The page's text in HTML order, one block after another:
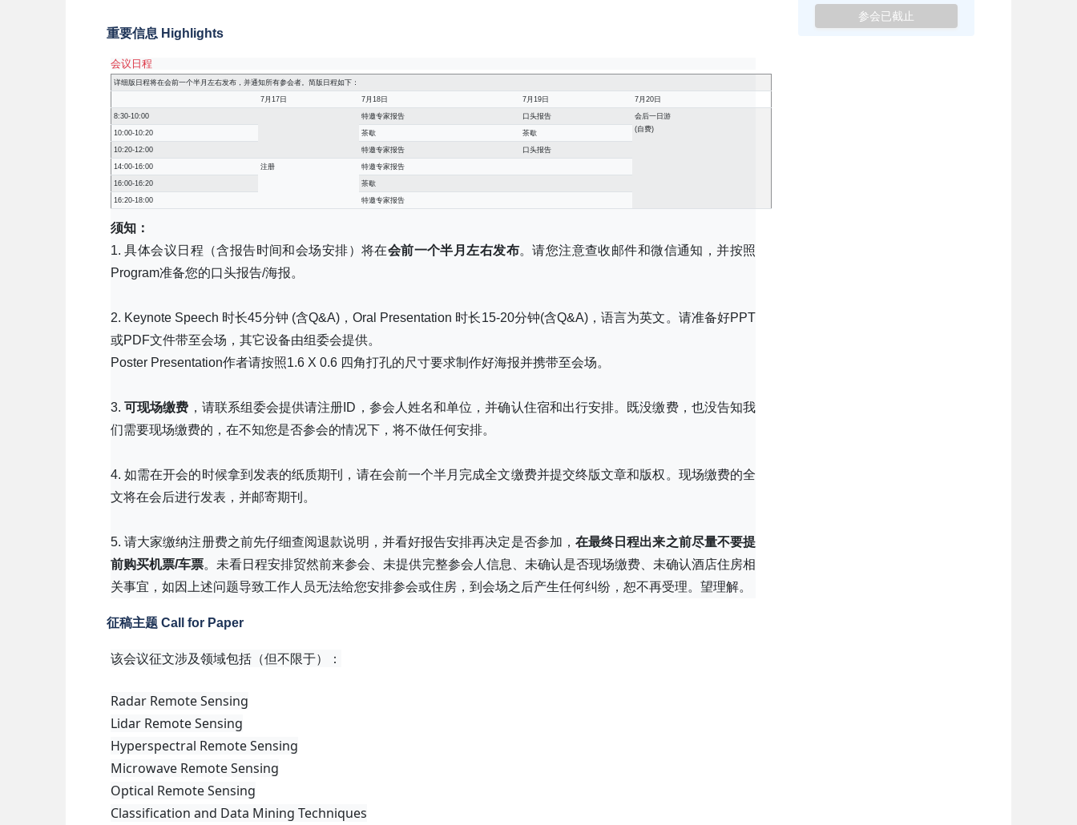
重要信息 Highlights
会议日程
详细版日程将在会前一个半月左右发布，并通知所有参会者。简版日程如下：
7月17日 7月18日 7月19日 7月20日
8:30-10:00 特邀专家报告 口头报告
会后一日游
(自费)
10:00-10:20 茶歇 茶歇
10:20-12:00 特邀专家报告 口头报告
14:00-16:00 注册 特邀专家报告
16:00-16:20 茶歇
16:20-18:00 特邀专家报告
须知：
1. 具体会议日程（含报告时间和会场安排）将在会前一个半月左右发布。请您注意查收邮件和微信通知，并按照
Program准备您的口头报告/海报。
2. Keynote Speech 时长45分钟 (含Q&A)，Oral Presentation 时长15-20分钟(含Q&A)，语言为英文。请准备好PPT
或PDF文件带至会场，其它设备由组委会提供。
Poster Presentation作者请按照1.6 X 0.6 四角打孔的尺寸要求制作好海报并携带至会场。
3.可现场缴费 ，请联系组委会提供请注册ID，参会人姓名和单位，并确认住宿和出行安排。既没缴费，也没告知我
们需要现场缴费的，在不知您是否参会的情况下，将不做任何安排。
4. 如需在开会的时候拿到发表的纸质期刊，请在会前一个半月完成全文缴费并提交终版文章和版权。现场缴费的全
文将在会后进行发表，并邮寄期刊。
5. 请大家缴纳注册费之前先仔细查阅退款说明，并看好报告安排再决定是否参加， 在最终日程出来之前尽量不要提
前购买机票/车票。未看日程安排贸然前来参会、未提供完整参会人信息、未确认是否现场缴费、未确认酒店住房相
关事宜，如因上述问题导致工作人员无法给您安排参会或住房，到会场之后产生任何纠纷，恕不再受理。望理解。
征稿主题 Call for Paper
该会议征文涉及领域包括（但不限于）：
Radar Remote Sensing
Lidar Remote Sensing
Hyperspectral Remote Sensing
Microwave Remote Sensing
Optical Remote Sensing
Classification and Data Mining Techniques
参会已截止